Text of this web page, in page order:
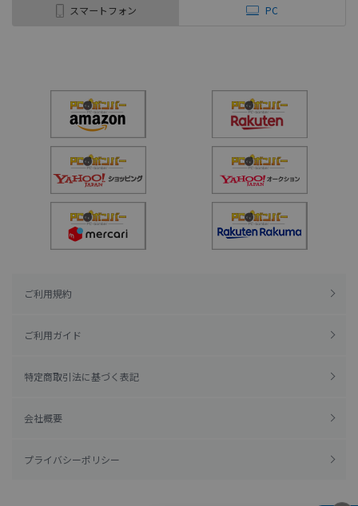
スマートフォン PC
ご利用規約
ご利用ガイド
特定商取引法に基づく表記
会社概要
プライバシーポリシー